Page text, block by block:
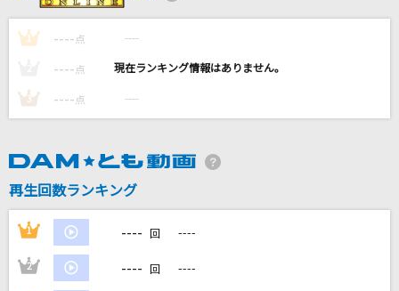
[生音]幸せ
back number
[生音]for you...
高橋真梨子
Fiesta! Fiesta!
Juice=Juice
DAMの新曲・ランキングなど
1 ---- 点 ----
---- 点 ----
3 ---- 点 ----
再生回数ランキング
1 ---- 回 ----
2 ---- 回 ----